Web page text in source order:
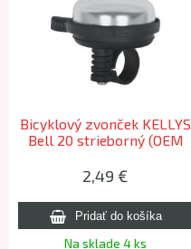
Bicyklový zvonček KELLYS
Bell 20 strieborný (OEM
2,49 €
Na sklade 4 ks